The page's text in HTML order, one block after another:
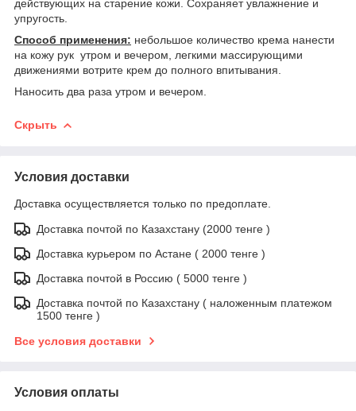
действующих на старение кожи. Сохраняет увлажнение и
упругость.
Способ применения: небольшое количество крема нанести
на кожу рук утром и вечером, легкими массирующими
движениями вотрите крем до полного впитывания.
Наносить два раза утром и вечером.
Скрыть
Условия доставки
Доставка осуществляется только по предоплате.
Доставка почтой по Казахстану (2000 тенге )
Доставка курьером по Астане ( 2000 тенге )
Доставка почтой в Россию ( 5000 тенге )
Доставка почтой по Казахстану ( наложенным платежом
1500 тенге )
Все условия доставки
Условия оплаты